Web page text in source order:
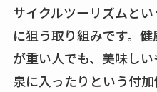
サイクルツーリズムと
に狙う取り組みです。
が重い人でも、美味し
泉に入ったりという付